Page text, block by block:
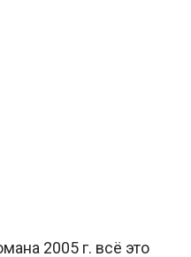
2005 г. всё это